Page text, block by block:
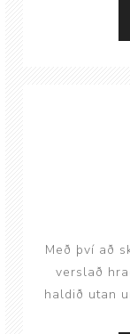
Með því að
verslað
haldið utan